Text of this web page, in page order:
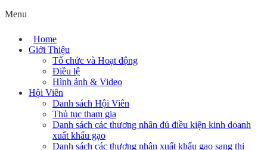
Menu
Home
Giới Thiệu
Tổ chức và Hoạt động
Điều lệ
Hình ảnh & Video
Hội Viên
Danh sách Hội Viên
Thủ tục tham gia
Danh sách các thương nhân đủ điều kiện kinh doanh
xuất khẩu gạo
Danh sách các thương nhân xuất khẩu gạo sang thị